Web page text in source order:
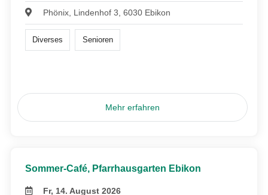
Phönix, Lindenhof 3, 6030 Ebikon
Diverses Senioren
Mehr erfahren
Sommer-Café, Pfarrhausgarten Ebikon
Fr, 14. August 2026